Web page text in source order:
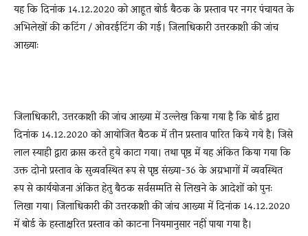
यह कि दिनांक 14.12.2020 को आहूत बोर्ड बैठक के प्रस्ताव पर नगर पंचायत के
अभिलेखों की कटिंग / ओवरईटिंग की गई। जिलाधिकारी उत्तरकाशी की जांच
आख्याः
जिलाधिकारी, उत्तरकाशी की जांच आख्या में उल्लेख किया गया है कि बोर्ड द्वारा
दिनांक 14.12.2020 को आयोजित बैठक में तीन प्रस्ताव पारित किये गये है। जिसे
लाल स्याही द्वारा क्रास करते हुये काटा गया। तथा पृष्ठ में यह अंकित किया गया कि
उक्त दोनो प्रस्ताव के सुव्यवस्थित रूप से पृष्ठ संख्या-36 के अग्रभागों में व्यवस्थित
रूप से कार्ययोजना अंकित हेतु बैठक सर्वसम्मति से लिखने के आदेशों को पुनः
लिखा गया। जिलाधिकारी की उत्तरकाशी की जांच आख्या में दिनांक 14.12.2020
में बोर्ड के हस्ताक्षरित प्रस्ताव को काटना नियमानुसार नहीं पाया गया है।